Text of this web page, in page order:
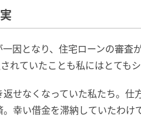
因となり、住宅ローンの審査
ていたことも私にはとてもシ
せなくなっていた私たち。仕
幸い借金を滞納していたわけ